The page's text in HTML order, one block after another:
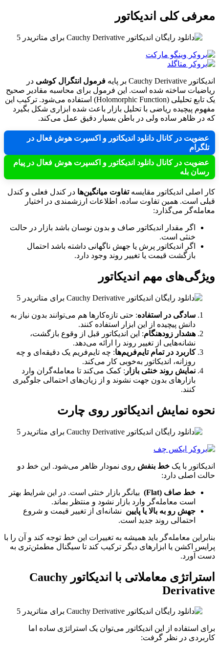
معرفی کلی اندیکاتور
اندیکاتور Cauchy Derivative بر پایه فرمول انتگرال کوشی در
ریاضیات ساخته شده است. این فرمول برای محاسبه مقادیر صحیح
یک تابع تحلیلی (Holomorphic Function) استفاده می‌شود. ترکیب این
مفهوم پیچیده ریاضی با تحلیل بازار باعث شده ابزاری شکل بگیرد
که در ظاهر ساده ولی در باطن بسیار دقیق عمل می‌کند.
عضویت در کانال دانلود اندیکاتور و اکسپرت هوش فعال در
تلگرام
عضویت در کانال دانلود اندیکاتور و اکسپرت هوش فعال در پیام
رسان بله
کار اصلی اندیکاتور مقایسهتفاوت میانگین‌ها در کندل فعلی و کندل
قبلی است. همین تفاوت ساده، اطلاعات ارزشمندی در اختیار
معامله‌گر می‌گذارد:
اگر مقدار اندیکاتور صاف و بدون نوسان باشد بازار در حالت
خنثی است.
اگر اندیکاتور پرش یا جهش ناگهانی داشته باشد احتمال
بازگشت قیمت یا تغییر روند وجود دارد.
ویژگی‌های مهم اندیکاتور
سادگی در استفاده: حتی تازه‌کارها هم می‌توانند بدون نیاز به
دانش پیچیده از این ابزار استفاده کنند.
هشدار زودهنگام: این اندیکاتور قبل از وقوع بازگشت،
نشانه‌هایی از تغییر روند را ارائه می‌دهد.
کاربرد در تمام تایم‌فریم‌ها: چه تایم‌فریم یک دقیقه‌ای و چه
روزانه، اندیکاتور به‌خوبی کار می‌کند.
نمایش روند خنثی بازار : کمک می‌کند تا معامله‌گران وارد
بازارهای بدون جهت نشوند و از زیان‌های احتمالی جلوگیری
کنند.
نحوه نمایش اندیکاتور روی چارت
اندیکاتور با یک خط بنفش روی نمودار ظاهر می‌شود. این خط دو
حالت اصلی دارد:
خط صاف (Flat)
بیانگر بازار خنثی است. در این شرایط بهتر
است معامله‌گر وارد بازار نشود و منتظر بماند.
جهش رو به بالا یا پایین نشانه‌ای از تغییر قیمت و شروع
احتمالی روند جدید است.
بنابراین معامله‌گر باید همیشه به تغییرات این خط توجه کند و آن را با
پرایس اکشن یا ابزارهای دیگر ترکیب کند تا سیگنال مطمئن‌تری به
دست آورد.
استراتژی معاملاتی با اندیکاتور Cauchy
Derivative
برای استفاده از این اندیکاتور می‌توان یک استراتژی ساده اما
کاربردی در نظر گرفت: